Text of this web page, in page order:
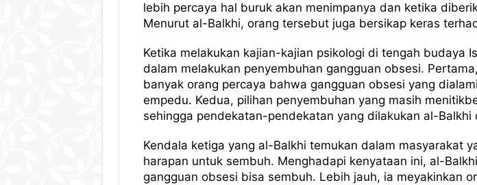
lebih percaya hal buruk akan menimpanya dan ketika
Menurut al-Balkhi, orang tersebut juga bersikap keras
Ketika melakukan kajian-kajian psikologi di tengah budaya
dalam melakukan penyembuhan gangguan obsesi.
banyak orang percaya bahwa gangguan obsesi yang
empedu. Kedua, pilihan penyembuhan yang masih
sehingga pendekatan-pendekatan yang dilakukan al-
Kendala ketiga yang al-Balkhi temukan dalam masyarakat
harapan untuk sembuh. Menghadapi kenyataan ini, al-
gangguan obsesi bisa sembuh. Lebih jauh, ia meyakinkan